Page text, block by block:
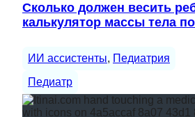
Сколько должен весить
калькулятор массы тела
ИИ ассистенты, Педиатрия
Педиатр